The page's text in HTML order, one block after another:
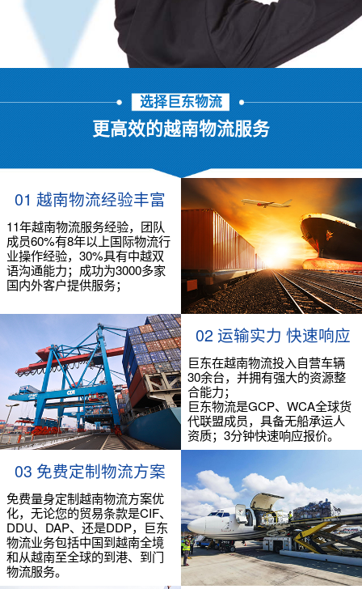
选择巨东物流
更高效的越南物流服务
01 越南物流经验丰富
11年越南物流服务经验，团队
成员60%有8年以上国际物流行
业操作经验，30%具有中越双
语沟通能力；成功为3000多家
国内外客户提供服务；
02 运输实力 快速响应
巨东在越南物流投入自营车辆
30余台，并拥有强大的资源整
合能力；
巨东物流是GCP、WCA全球货
代联盟成员，具备无船承运人
资质；3分钟快速响应报价。
03 免费定制物流方案
免费量身定制越南物流方案优
化，无论您的贸易条款是CIF、
DDU、DAP、还是DDP，巨东
物流业务包括中国到越南全境
和从越南至全球的到港、到门
物流服务。